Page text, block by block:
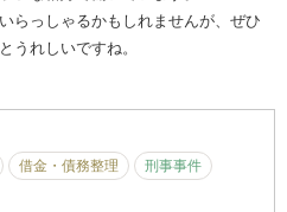
らっしゃるかもしれませんが、ぜひ
うれしいですね。
借金・債務整理
刑事事件